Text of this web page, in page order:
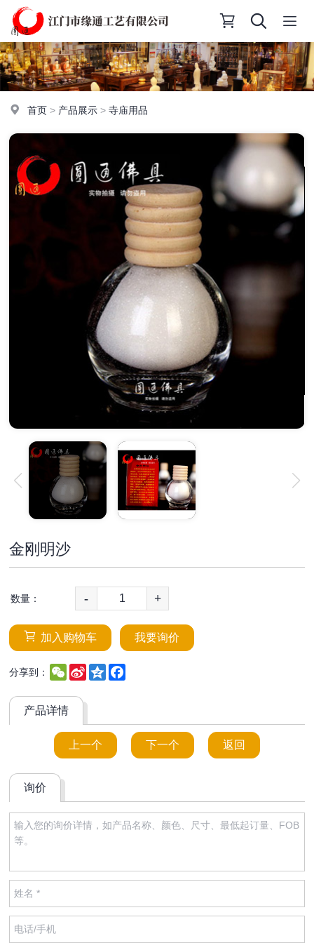
首页 > 产品展示 >寺庙用品
金刚明沙
数量： - +
加入购物车 我要询价
分享到： WeChat
Sina
Weibo
Qzone
产品详情
上一个 下一个 返回
询价